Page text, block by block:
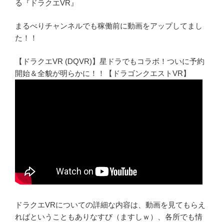
る『ドラクエVR』
まるべりチャンネルでも稼働前に動画をアップしてまし
た！！
【ドラクエVR (DQVR)】星ドラでもコラボ！ついに予約
開始＆全貌が明らかに！！【ドラゴンクエストVR】
ドラクエVRについての詳細な内容は、動画を見てもらえ
ればということもありなすび（ますしｗ）、各所でも情